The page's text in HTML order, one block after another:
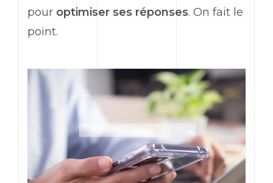
pour optimiser ses réponses. On fait le
point.